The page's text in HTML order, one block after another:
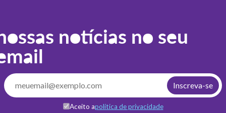
notícias no seu
Aceito apolítica de privacidade